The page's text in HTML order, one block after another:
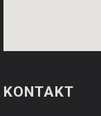
KONTAKT